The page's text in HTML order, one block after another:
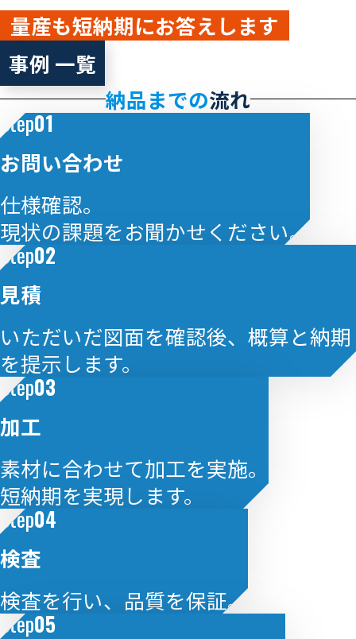
量産も短納期にお答えします
事例 一覧
納品までの流れ
Step01
お問い合わせ
仕様確認。
現状の課題をお聞かせください。
Step02
見積
いただいだ図面を確認後、概算と納期
を提示します。
Step03
加工
素材に合わせて加工を実施。
短納期を実現します。
Step04
検査
検査を行い、品質を保証。
Step05